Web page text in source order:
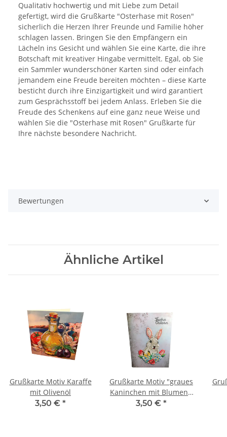
Qualitativ hochwertig und mit Liebe zum Detail
gefertigt, wird die Grußkarte "Osterhase mit Rosen"
sicherlich die Herzen Ihrer Freunde und Familie höher
schlagen lassen. Bringen Sie den Empfängern ein
Lächeln ins Gesicht und wählen Sie eine Karte, die ihre
Botschaft mit kreativer Hingabe vermittelt. Egal, ob Sie
ein Sammler wunderschöner Karten sind oder einfach
jemandem eine Freude bereiten möchten – diese Karte
besticht durch ihre Einzigartigkeit und wird garantiert
zum Gesprächsstoff bei jedem Anlass. Erleben Sie die
Freude des Schenkens auf eine ganz neue Weise und
wählen Sie die "Osterhase mit Rosen" Grußkarte für
Ihre nächste besondere Nachricht.
Bewertungen
Ähnliche Artikel
Grußkarte Motiv Karaffe
mit Olivenöl
3,50 € *
Grußkarte Motiv "graues
Kaninchen mit Blumen",
Schriftzug "Frohe
3,50 € *